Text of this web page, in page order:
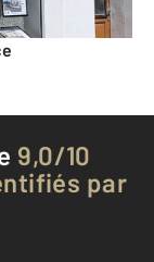
9,0/10
par